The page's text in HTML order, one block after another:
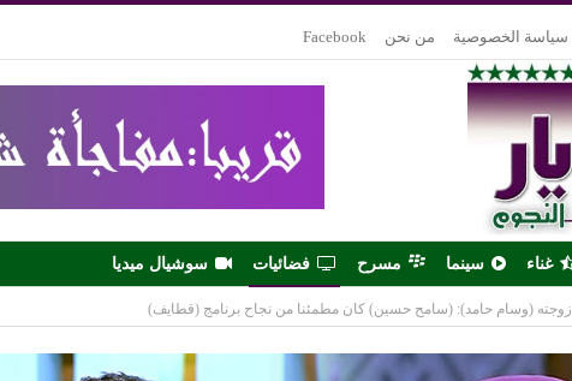
سياسة الخصوصية من نحن Facebook
غناء سينما مسرح فضائيات سوشيال ميديا
زوجته (وسام حامد): (سامح حسين) كان مطمئنا من نجاح برنامج (قطايف)